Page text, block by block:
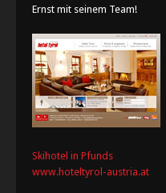
Ernst mit seinem Team!
Skihotel in Pfunds
www.hoteltyrol-austria.at